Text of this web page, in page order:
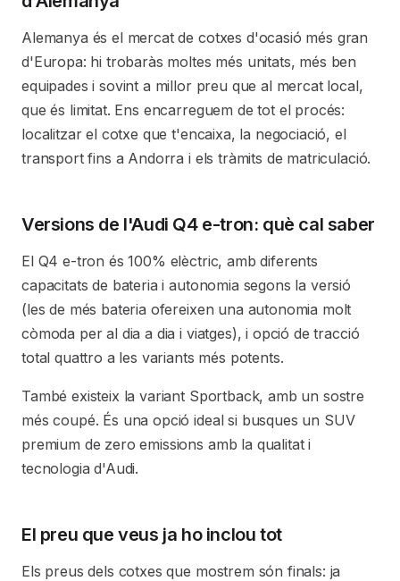
Alemanya és el mercat de cotxes d'ocasió més gran
d'Europa: hi trobaràs moltes més unitats, més ben
equipades i sovint a millor preu que al mercat local,
que és limitat. Ens encarreguem de tot el procés:
localitzar el cotxe que t'encaixa, la negociació, el
transport fins a Andorra i els tràmits de matriculació.
Versions de l'Audi Q4 e-tron: què cal saber
El Q4 e-tron és 100% elèctric, amb diferents
capacitats de bateria i autonomia segons la versió
(les de més bateria ofereixen una autonomia molt
còmoda per al dia a dia i viatges), i opció de tracció
total quattro a les variants més potents.
També existeix la variant Sportback, amb un sostre
més coupé. És una opció ideal si busques un SUV
premium de zero emissions amb la qualitat i
tecnologia d'Audi.
El preu que veus ja ho inclou tot
Els preus dels cotxes que mostrem són finals: ja